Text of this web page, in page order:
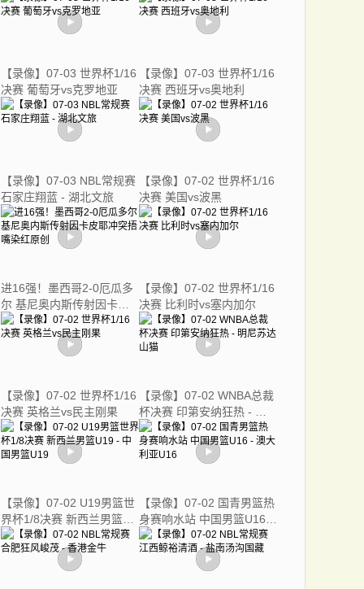
【录像】07-03 世界杯1/16
决赛 葡萄牙vs克罗地亚
【录像】07-03 世界杯1/16
决赛 西班牙vs奥地利
【录像】07-03 NBL常规赛
石家庄翔蓝 - 湖北文旅
【录像】07-02 世界杯1/16
决赛 美国vs波黑
进16强！墨西哥2-0厄瓜多
尔 基尼奥内斯传射因卡皮
耶冲突捂嘴染红原创
【录像】07-02 世界杯1/16
决赛 比利时vs塞内加尔
【录像】07-02 世界杯1/16
决赛 英格兰vs民主刚果
【录像】07-02 WNBA总裁
杯决赛 印第安纳狂热 - 明
尼苏达山猫
【录像】07-02 U19男篮世
界杯1/8决赛 新西兰男篮
U19 - 中国男篮U19
【录像】07-02 国青男篮热
身赛响水站 中国男篮U16 -
澳大利亚U16